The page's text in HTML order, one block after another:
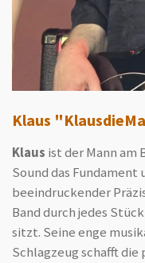
Klaus
Klaus ist der Mann am
Sound das
beeindruckender
Band durch jedes
sitzt. Seine enge
Schlagzeug schafft